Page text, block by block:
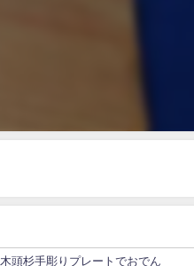
木頭杉手彫りプレートでおでん